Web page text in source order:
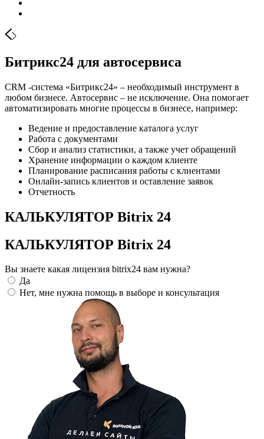
Битрикс24 для автосервиса
CRM -система «Битрикс24» – необходимый инструмент в
любом бизнесе. Автосервис – не исключение. Она помогает
автоматизировать многие процессы в бизнесе, например:
Ведение и предоставление каталога услуг
Работа с документами
Сбор и анализ статистики, а также учет обращений
Хранение информации о каждом клиенте
Планирование расписания работы с клиентами
Онлайн-запись клиентов и оставление заявок
Отчетность
КАЛЬКУЛЯТОР Bitrix 24
КАЛЬКУЛЯТОР Bitrix 24
Вы знаете какая лицензия bitrix24 вам нужна?
Да
Нет, мне нужна помощь в выборе и консультация